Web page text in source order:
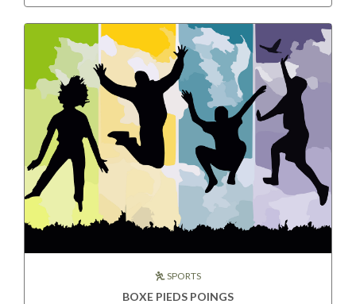
SPORTS
BOXE PIEDS POINGS